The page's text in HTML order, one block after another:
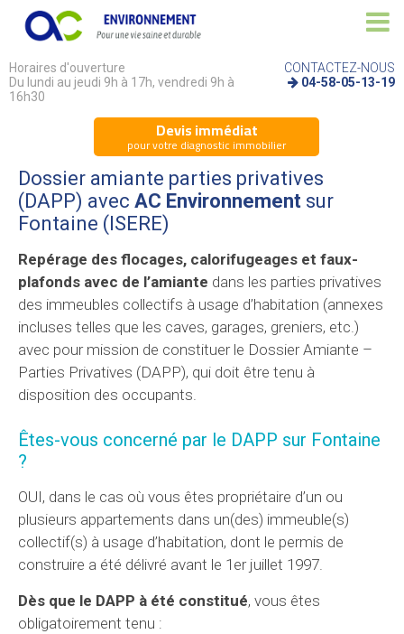
Horaires d'ouverture
Du lundi au jeudi 9h à 17h, vendredi 9h à
16h30
CONTACTEZ-NOUS
04-58-05-13-19
Devis immédiat
pour votre diagnostic immobilier
Dossier amiante parties privatives
(DAPP) avec AC Environnement sur
Fontaine (ISERE)
Repérage des flocages, calorifugeages et faux-
plafonds avec de l’amiante dans les parties privatives
des immeubles collectifs à usage d’habitation (annexes
incluses telles que les caves, garages, greniers, etc.)
avec pour mission de constituer le Dossier Amiante –
Parties Privatives (DAPP), qui doit être tenu à
disposition des occupants.
Êtes-vous concerné par le DAPP sur Fontaine
?
OUI, dans le cas où vous êtes propriétaire d’un ou
plusieurs appartements dans un(des) immeuble(s)
collectif(s) à usage d’habitation, dont le permis de
construire a été délivré avant le 1er juillet 1997.
Dès que le DAPP à été constitué, vous êtes
obligatoirement tenu :